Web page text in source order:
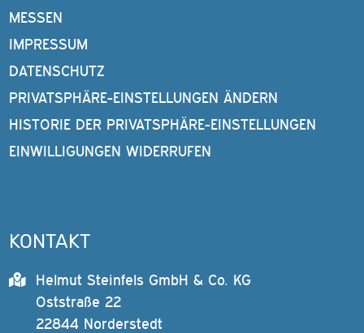
MESSEN
IMPRESSUM
DATENSCHUTZ
PRIVATSPHÄRE-EINSTELLUNGEN ÄNDERN
HISTORIE DER PRIVATSPHÄRE-EINSTELLUNGEN
EINWILLIGUNGEN WIDERRUFEN
KONTAKT
Helmut Steinfels GmbH & Co. KG
Oststraße 22
22844 Norderstedt